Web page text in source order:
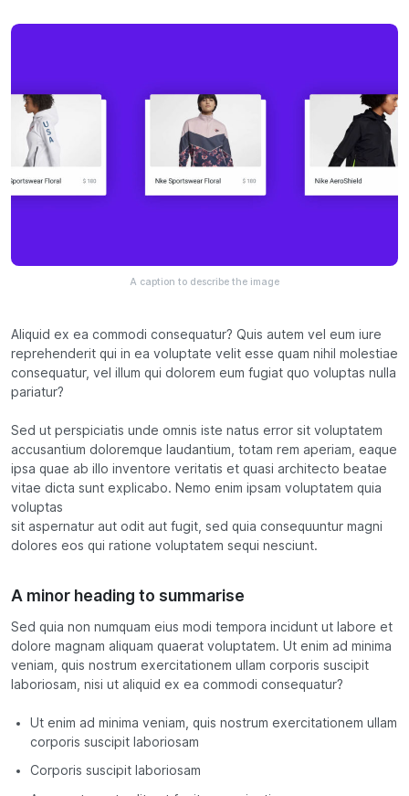
A caption to describe the image
Aliquid ex ea commodi consequatur? Quis autem vel eum iure
reprehenderit qui in ea voluptate velit esse quam nihil molestiae
consequatur, vel illum qui dolorem eum fugiat quo voluptas nulla
pariatur?
Sed ut perspiciatis unde omnis iste natus error sit voluptatem
accusantium doloremque laudantium, totam rem aperiam, eaque
ipsa quae ab illo inventore veritatis et quasi architecto beatae
vitae dicta sunt explicabo. Nemo enim ipsam voluptatem quia
voluptas
sit aspernatur aut odit aut fugit, sed quia consequuntur magni
dolores eos qui ratione voluptatem sequi nesciunt.
A minor heading to summarise
Sed quia non numquam eius modi tempora incidunt ut labore et
dolore magnam aliquam quaerat voluptatem. Ut enim ad minima
veniam, quis nostrum exercitationem ullam corporis suscipit
laboriosam, nisi ut aliquid ex ea commodi consequatur?
Ut enim ad minima veniam, quis nostrum exercitationem ullam
corporis suscipit laboriosam
Corporis suscipit laboriosam